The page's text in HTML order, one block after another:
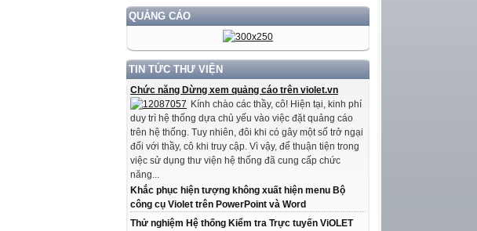
QUẢNG CÁO
TIN TỨC THƯ VIỆN
Chức năng Dừng xem quảng cáo trên violet.vn
Kính chào các thầy, cô! Hiện tại, kinh phí
duy trì hệ thống dựa chủ yếu vào việc đặt quảng cáo
trên hệ thống. Tuy nhiên, đôi khi có gây một số trở ngại
đối với thầy, cô khi truy cập. Vì vậy, để thuận tiện trong
việc sử dụng thư viện hệ thống đã cung cấp chức
năng...
Khắc phục hiện tượng không xuất hiện menu Bộ
công cụ Violet trên PowerPoint và Word
Thử nghiệm Hệ thống Kiểm tra Trực tuyến ViOLET